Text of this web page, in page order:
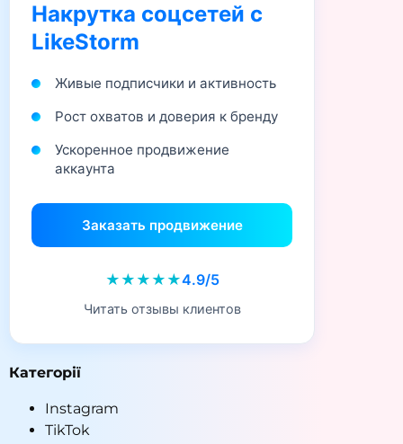
Накрутка соцсетей с
LikeStorm
Живые подписчики и активность
Рост охватов и доверия к бренду
Ускоренное продвижение
аккаунта
Заказать продвижение
★★★★★4.9/5
Читать отзывы клиентов
Категорії
Instagram
TikTok